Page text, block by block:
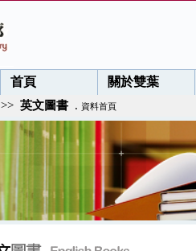
首頁 關於雙葉
>> 英文圖書 . 資料首頁